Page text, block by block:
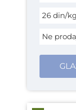
26 din/kg
Ne